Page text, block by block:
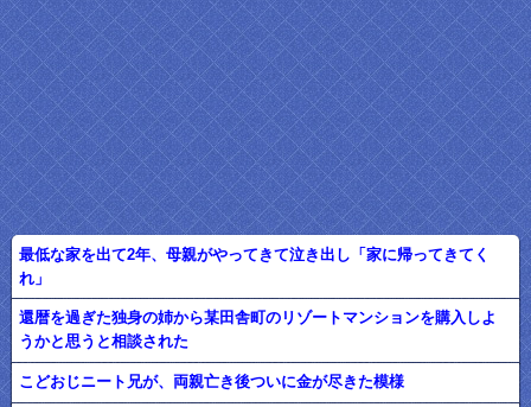
最低な家を出て2年、母親がやってきて泣き出し「家に帰ってきてく
れ」
還暦を過ぎた独身の姉から某田舎町のリゾートマンションを購入しよ
うかと思うと相談された
こどおじニート兄が、両親亡き後ついに金が尽きた模様